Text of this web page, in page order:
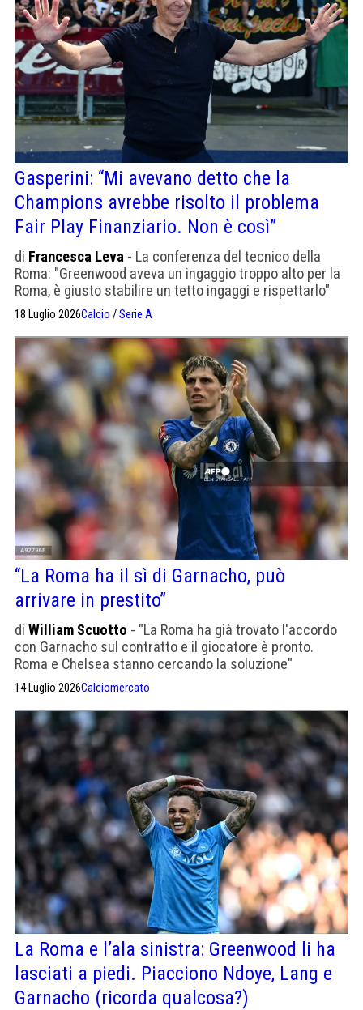
Gasperini: “Mi avevano detto che la
Champions avrebbe risolto il problema
Fair Play Finanziario. Non è così”
di Francesca Leva - La conferenza del tecnico della
Roma: "Greenwood aveva un ingaggio troppo alto per la
Roma, è giusto stabilire un tetto ingaggi e rispettarlo"
18 Luglio 2026Calcio /Serie A
“La Roma ha il sì di Garnacho, può
arrivare in prestito”
di William Scuotto - "La Roma ha già trovato l'accordo
con Garnacho sul contratto e il giocatore è pronto.
Roma e Chelsea stanno cercando la soluzione"
14 Luglio 2026Calciomercato
La Roma e l’ala sinistra: Greenwood li ha
lasciati a piedi. Piacciono Ndoye, Lang e
Garnacho (ricorda qualcosa?)